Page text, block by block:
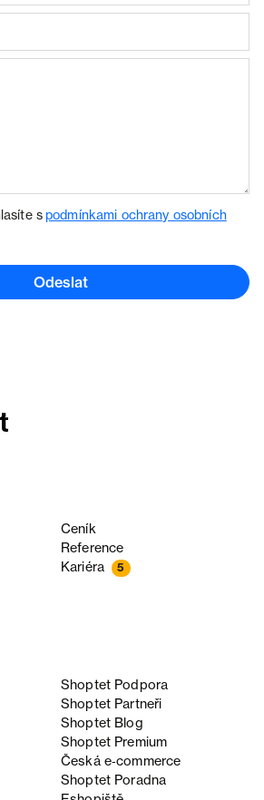
spodmínkami ochrany osobních
Odeslat
Ceník
Reference
Kariéra 5
Shoptet Podpora
Shoptet Partneři
Shoptet Blog
Shoptet Premium
Česká e‑commerce
Shoptet Poradna